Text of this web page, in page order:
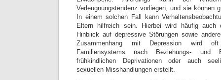
Verleugnungstendenz vorliegen, und sie können
In einem solchen Fall kann
Eltern hilfreich sein. Hierbei wird häufig auch
Hinblick auf depressive Störungen sowie
Zusammenhang mit Depression wird
Familiensystems nach Beziehungs- und
frühkindlichen Deprivationen oder auch
sexuellen Misshandlungen erstellt.